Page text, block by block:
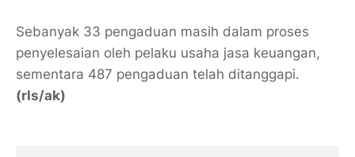
Sebanyak 33 pengaduan masih dalam proses
penyelesaian oleh pelaku usaha jasa keuangan,
sementara 487 pengaduan telah ditanggapi.
(rls/ak)